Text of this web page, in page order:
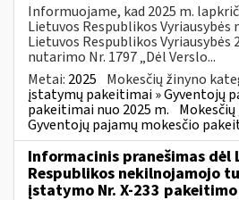
Informuojame, kad 2025 m.
Lietuvos Respublikos Vyriausybės
Lietuvos Respublikos Vyriausybės
nutarimo Nr. 1797 „Dėl Verslo...
Metai: 2025 Mokesčių žinyno
įstatymų pakeitimai » Gyventojų
pakeitimai nuo 2025 m.
Gyventojų pajamų mokesčio
Informacinis pranešimas dėl
Respublikos nekilnojamojo
įstatymo Nr. X-233